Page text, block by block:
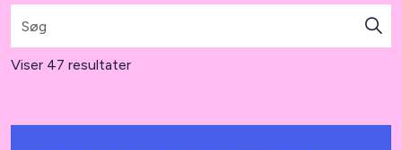
MitBL
Viser 47 resultater